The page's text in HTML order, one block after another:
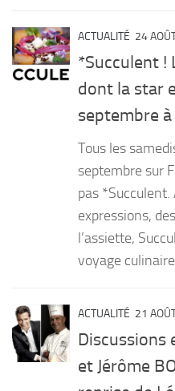
ACTUALITÉ 24
*Succulent !
dont la star
septembre
Tous les
septembre sur
pas *Succulent.
expressions,
l’assiette,
voyage
ACTUALITÉ 21
Discussions
et Jérôme